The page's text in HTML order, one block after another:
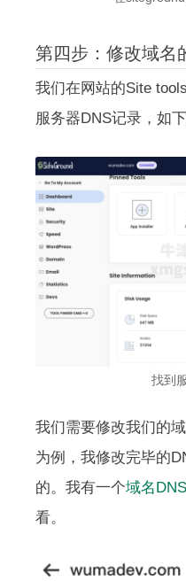
第四步：修改域名
我们在网站的Site
服务器DNS记录，如下
找到
我们需要修改我们的
为例，我修改完毕的
的。我有一个域名
看。